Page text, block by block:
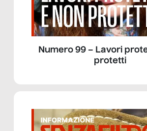
Numero 99 – Lavori
protetti